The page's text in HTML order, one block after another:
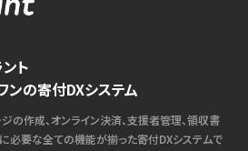
ト
ンの寄付DXシステム
の作成、オンライン決済、支援者管理、領収書
必要な全ての機能が揃った寄付DXシステムで